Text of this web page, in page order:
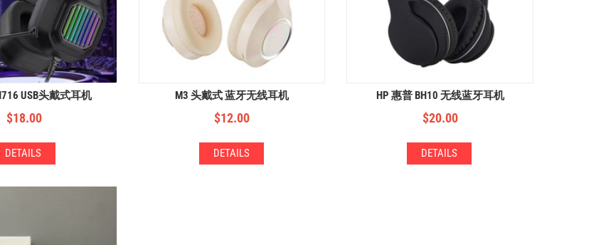
USB头戴式耳机
$18.00
DETAILS
M3 头戴式 蓝牙无线耳机
$12.00
DETAILS
HP 惠普 BH10 无线蓝牙耳机
$20.00
DETAILS